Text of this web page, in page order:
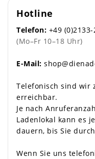
Hotline
Telefon: +49
(Mo–Fr 10–18 Uhr)
E-Mail:
Telefonisch sind wir
erreichbar.
Je nach
Ladenlokal kann es
dauern, bis Sie
Wenn Sie uns